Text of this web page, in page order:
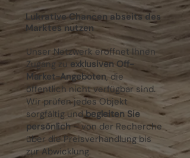
Lukrative Chancen abseits des
Marktes nutzen
Unser Netzwerk eröffnet Ihnen
Zugang zu exklusiven Off-
Market-Angeboten, die
öffentlich nicht verfügbar sind.
Wir prüfen jedes Objekt
sorgfältig undbegleiten Sie
persönlich– von der Recherche
über die Preisverhandlung bis
zur Abwicklung.